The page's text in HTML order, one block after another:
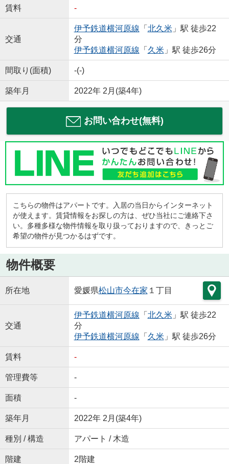
賃料 -
交通
伊予鉄道横河原線 「 北久米」駅 徒歩22
分
伊予鉄道横河原線 「 久米」駅 徒歩26分
間取り(面積) -(-)
築年月 2022年 2月(築4年)
お問い合わせ(無料)
こちらの物件はアパートです。入居の当日からインターネット
が使えます。賃貸情報をお探しの方は、ぜひ当社にご連絡下さ
い。多種多様な物件情報を取り扱っておりますので、きっとご
希望の物件が見つかるはずです。
物件概要
所在地 愛媛県松山市今在家 １丁目
交通
伊予鉄道横河原線 「 北久米」駅 徒歩22
分
伊予鉄道横河原線 「 久米」駅 徒歩26分
賃料 -
管理費等 -
面積 -
築年月 2022年 2月(築4年)
種別 / 構造 アパート / 木造
階建 2階建